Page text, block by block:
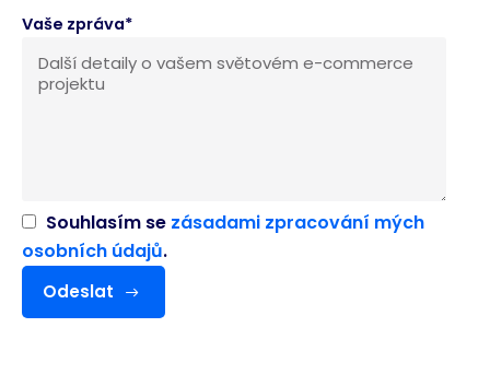
Vaše zpráva*
Souhlasím se zásadami zpracování mých
osobních údajů.